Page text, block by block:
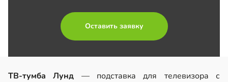
Оставить заявку
ТВ-тумба Лунд — подставка для телевизора с